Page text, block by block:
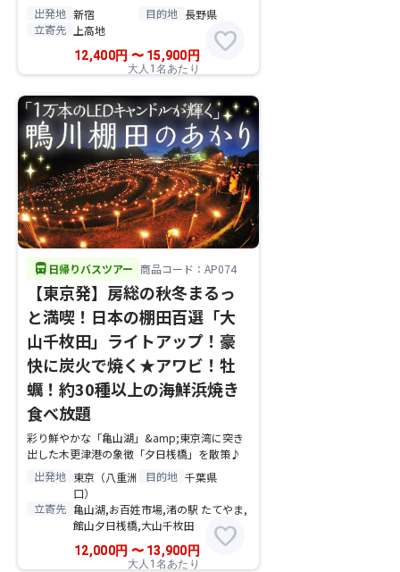
出発地 新宿 目的地 長野県
立寄先
上高地
12,400円 〜15,900 円
大人1名あたり
favorite
directions_bus 日帰りバスツアー 商品コード：AP074
【東京発】房総の秋冬まるっ
と満喫！日本の棚田百選「大
山千枚田」ライトアップ！豪
快に炭火で焼く★アワビ！牡
蠣！約30種以上の海鮮浜焼き
食べ放題
彩り鮮やかな「亀山湖」&amp;東京湾に突き
出した木更津港の象徴「夕日桟橋」を散策♪
出発地 東京（八重洲
口）
目的地 千葉県
立寄先 亀山湖,お百姓市場,渚の駅 たてやま,
館山夕日桟橋,大山千枚田
12,000円 〜13,900 円
大人1名あたり
favorite